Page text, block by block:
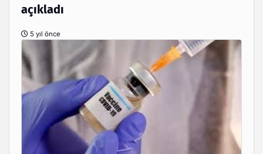
açıkladı
5 yıl önce